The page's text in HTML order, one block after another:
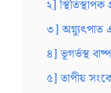
২] স্থিতিস্থাপক
৩] অগ্ন্যুৎপাত
৪] ভূগর্ভস্থ
৫] তাপীয়